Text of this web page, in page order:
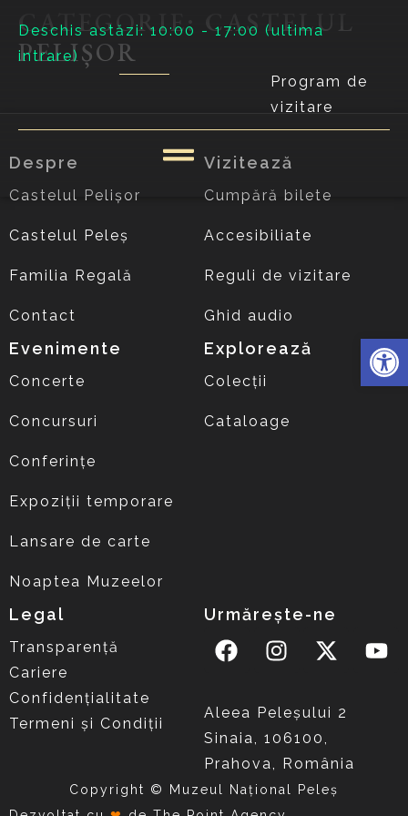
Deschis astăzi: 10:00 - 17:00 (ultima
intrare)
Program de
vizitare
CATEGORIE: CASTELUL
PELIȘOR
Despre
Castelul Pelișor
Castelul Peleș
Familia Regală
Contact
Vizitează
Cumpără bilete
Accesibiliate
Reguli de vizitare
Ghid audio
Evenimente
Concerte
Concursuri
Conferințe
Expoziții temporare
Lansare de carte
Noaptea Muzeelor
Explorează
Colecții
Cataloage
Legal
Transparență
Cariere
Confidențialitate
Termeni și Condiții
Urmărește-ne
Aleea Peleşului 2
Sinaia, 106100,
Prahova, România
Copyright © Muzeul Național Peleș